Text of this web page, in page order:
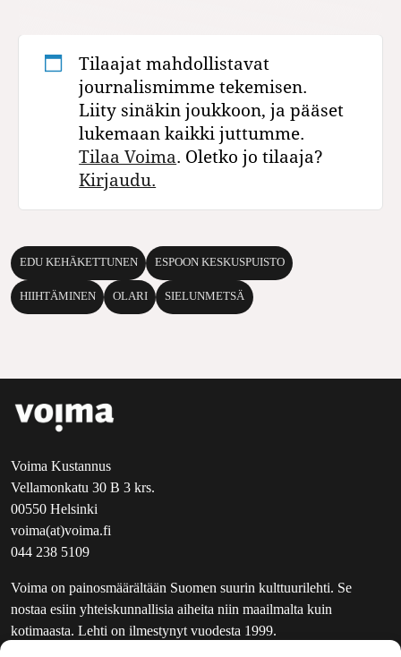
Tilaajat mahdollistavat
journalismimme tekemisen.
Liity sinäkin joukkoon, ja pääset
lukemaan kaikki juttumme.
Tilaa Voima. Oletko jo tilaaja?
Kirjaudu.
EDU KEHÄKETTUNEN ESPOON KESKUSPUISTO
HIIHTÄMINEN OLARI SIELUNMETSÄ
Voima Kustannus
Vellamonkatu 30 B 3 krs.
00550 Helsinki
voima(at)voima.fi
044 238 5109
Voima on painosmäärältään Suomen suurin kulttuurilehti. Se
nostaa esiin yhteiskunnallisia aiheita niin maailmalta kuin
kotimaasta. Lehti on ilmestynyt vuodesta 1999.